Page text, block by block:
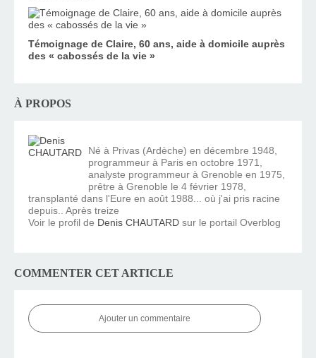
Témoignage de Claire, 60 ans, aide à domicile auprès
des « cabossés de la vie »
À PROPOS
Né à Privas (Ardèche) en décembre 1948,
programmeur à Paris en octobre 1971,
analyste programmeur à Grenoble en 1975,
prêtre à Grenoble le 4 février 1978,
transplanté dans l'Eure en août 1988... où j'ai pris racine
depuis.. Après treize
Voir le profil de Denis CHAUTARD sur le portail Overblog
COMMENTER CET ARTICLE
Ajouter un commentaire